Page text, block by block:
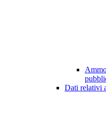
Dati relativi